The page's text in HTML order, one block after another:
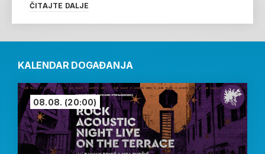
ČITAJTE DALJE
KALENDAR DOGAĐANJA
08.08. (20:00)